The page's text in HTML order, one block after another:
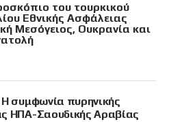
του τουρκικού
Εθνικής Ασφάλειας
Μεσόγειος, Ουκρανία και
Η συμφωνία πυρηνικής
ΗΠΑ-Σαουδικής Αραβίας